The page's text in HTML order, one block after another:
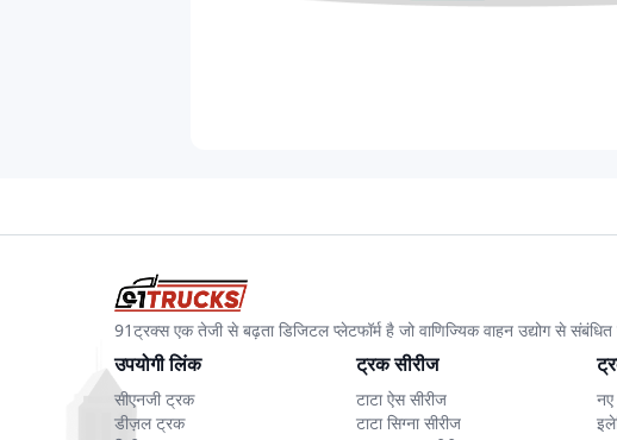
91ट्रक्स एक तेजी से बढ़ता डिजिटल प्लेटफॉर्म है जो वाणिज्यिक वाहन उद्योग से
उपयोगी लिंक
सीएनजी ट्रक
डीज़ल ट्रक
ट्रक सीरीज
टाटा ऐस सीरीज
टाटा सिग्ना सीरीज